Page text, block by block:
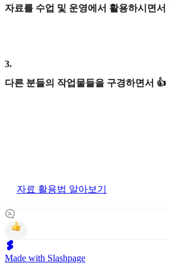
자료를 수업 및 운영에서 활용하시면
3.
다른 분들의 작업물들을 구경하면서
자료 활용법 알아보기
Made with Slashpage